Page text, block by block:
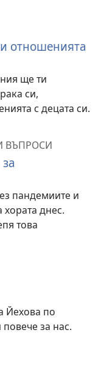
отношенията
ще ти
си,
с децата си.
ВЪПРОСИ
пандемиите и
хората днес.
това
Йехова по
за нас.